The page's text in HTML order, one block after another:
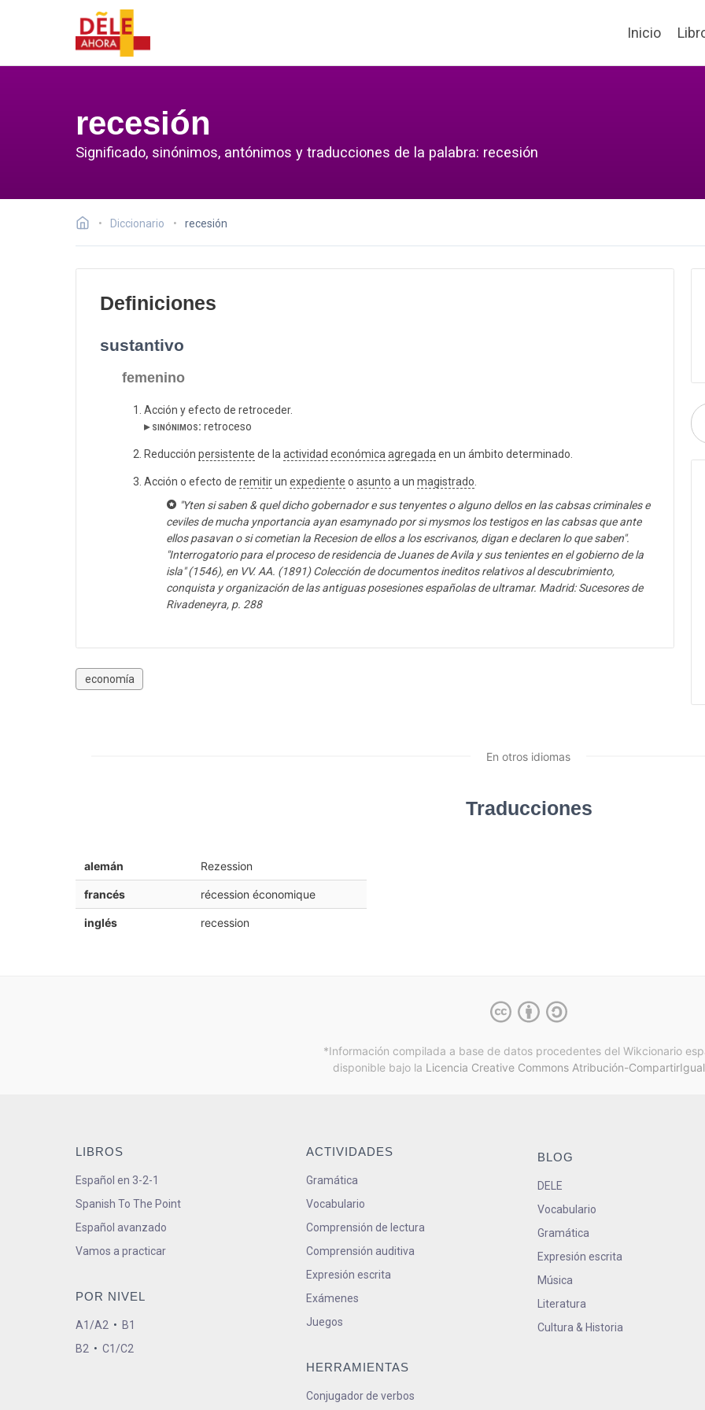
Inicio
recesión
Significado, sinónimos, antónimos y traducciones de la palabra: recesión
Diccionario recesión
Definiciones
sustantivo
femenino
Acción y efecto de retroceder.
▸ sinónimos: retroceso
Reducción persistente de laactividad económicaagregadaen un ámbito determinado.
Acción o efecto de remitirun expediente o asunto a un magistrado.
"Yten si saben & quel dicho gobernador e sus tenyentes o alguno dellos en las cabsas criminales e
ceviles de mucha ynportancia ayan esamynado por si mysmos los testigos en las cabsas que ante
ellos pasavan o si cometian la Recesion de ellos a los escrivanos, digan e declaren lo que saben".
"Interrogatorio para el proceso de residencia de Juanes de Avila y sus tenientes en el gobierno de la
isla" (1546), en VV. AA. (1891) Colección de documentos ineditos relativos al descubrimiento,
conquista y organización de las antiguas posesiones españolas de ultramar. Madrid: Sucesores de
Rivadeneyra, p. 288
economía
En otros idiomas
Traducciones
alemán Rezession
francés récession économique
inglés recession
*Información compilada a base de datos procedentes del Wikcionario
disponible bajo la Licencia Creative Commons Atribución-
LIBROS
Español en 3-2-1
Spanish To The Point
Español avanzado
Vamos a practicar
POR NIVEL
A1/A2 • B1
B2 • C1/C2
ACTIVIDADES
Gramática
Vocabulario
Comprensión de lectura
Comprensión auditiva
Expresión escrita
Exámenes
Juegos
HERRAMIENTAS
Conjugador de verbos
BLOG
DELE
Vocabulario
Gramática
Expresión escrita
Música
Literatura
Cultura & Historia